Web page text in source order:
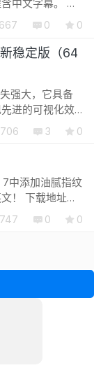
文字幕。 下
访问
以链...
0 0
稳定版（64
强大，它具备
进的可视化效
运行快速，
在拥有多个中
都能抓住...
3 0
中添加油腻指纹
址：
0 0